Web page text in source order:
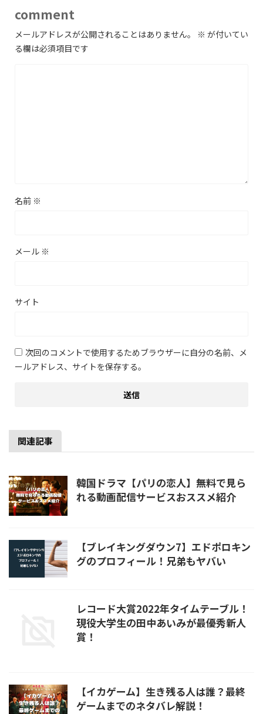
comment
メールアドレスが公開されることはありません。 ※ が付いてい
る欄は必須項目です
名前 ※
メール ※
サイト
次回のコメントで使用するためブラウザーに自分の名前、メ
ールアドレス、サイトを保存する。
関連記事
韓国ドラマ【パリの恋人】無料で見ら
れる動画配信サービスおススメ紹介
【ブレイキングダウン7】エドポロキン
グのプロフィール！兄弟もヤバい
レコード大賞2022年タイムテーブル！
現役大学生の田中あいみが最優秀新人
賞！
【イカゲーム】生き残る人は誰？最終
ゲームまでのネタバレ解説！